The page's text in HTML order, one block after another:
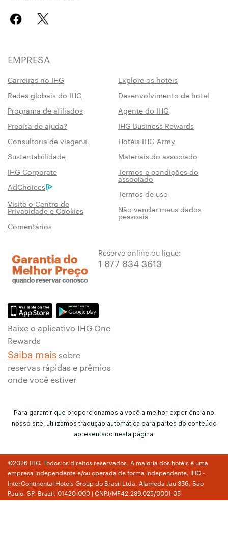
EMPRESA
Carreiras no IHG
Explore os hotéis
Redes globais do IHG
Desenvolvimento de hotel
Programa de afiliados
Agente do IHG
Precisa de ajuda?
IHG Business Rewards
Consultoria de viagens
Hotéis IHG Army
Sustentabilidade
Materiais do associado
IHG Corporate
Termos e condições do
associado
AdChoices
Termos de uso
Visite o Centro de
Privacidade e Cookies Não vender meus dados
pessoais
Comentários
Reserve online ou ligue:
1 877 834 3613
Baixe o aplicativo IHG One
Rewards
Saiba mais sobre
reservas rápidas e prêmios
onde você estiver
Para garantir que proporcionamos a você a melhor experiência no
nosso site, utilizamos tradução automática para partes do conteúdo
apresentado nesta página.
©2026 IHG. Todos os direitos reservados. A maioria dos hotéis é uma
empresa independente e/ou operada de forma independente. IHG -
InterContinental Hotels Group do Brasil Ltda, Alameda Jau 356, Sao
Paulo, SP, Brazil, 01420-000 | CNPJ/MF42.289.025/0001-05